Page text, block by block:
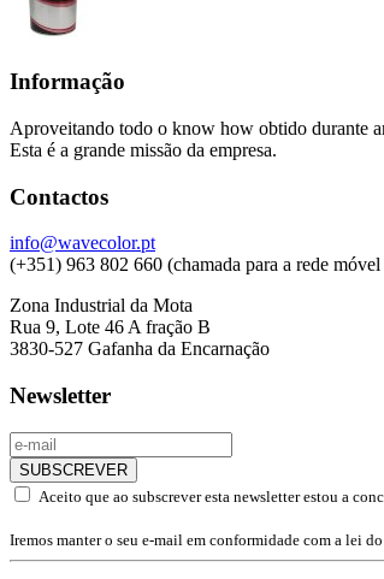
Informação
Aproveitando todo o know how obtido durante
Esta é a grande missão da empresa.
Contactos
info@wavecolor.pt
(+351) 963 802 660 (chamada para a rede
Zona Industrial da Mota
Rua 9, Lote 46 A fração B
3830-527 Gafanha da Encarnação
Newsletter
SUBSCREVER
Aceito que ao subscrever esta newsletter estou a
Iremos manter o seu e-mail em conformidade com a lei do